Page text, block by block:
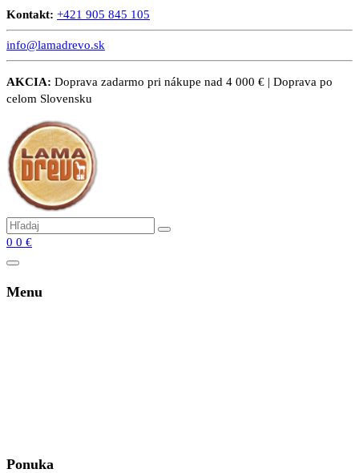
Kontakt: +421 905 845 105
info@lamadrevo.sk
AKCIA: Doprava zadarmo pri nákupe nad 4 000 € | Doprava po
celom Slovensku
0 0 €
Menu
Ponuka